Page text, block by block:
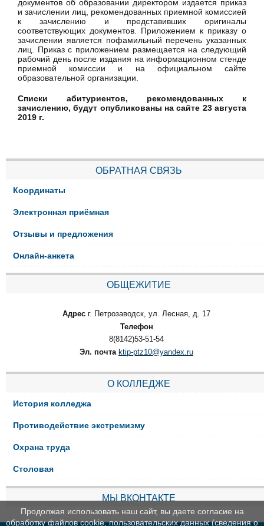
документов об образовании директором издается приказ
и зачислении лиц, рекомендованных приемной комиссией
к зачислению и представивших оригиналы
соответствующих документов. Приложением к приказу о
зачислении является пофамильный перечень указанных
лиц. Приказ с приложением размещается на следующий
рабочий день после издания на информационном стенде
приемной комиссии и на официальном сайте
образовательной организации.
Списки абитуриентов, рекомендованных к
зачислению, будут опубликованы на сайте 23 августа
2019 г.
ОБРАТНАЯ СВЯЗЬ
Координаты
Электронная приёмная
Отзывы и предложения
Онлайн-анкета
ОБЩЕЖИТИЕ
Адрес г. Петрозаводск, ул. Лесная, д. 17
Телефон
8(8142)53-51-54
Эл. почта ktip-ptz10@yandex.ru
О КОЛЛЕДЖЕ
История колледжа
Противодействие экстремизму
Охрана труда
Столовая
МЫ ВКОНТАКТЕ
Продолжая использовать наш сайт, вы даете согласие на
обработку файлов cookie, пользовательских данных (сведения о